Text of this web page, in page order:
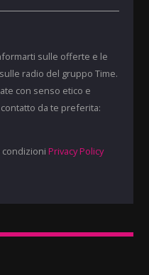
sulle offerte e le
radio del gruppo Time.
con senso etico e
da te preferita:
condizioni Privacy Policy